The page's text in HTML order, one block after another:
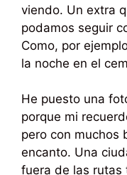
viendo. Un extra
podamos seguir
Como, por
la noche en el
He puesto una
porque mi
pero con muchos
encanto. Una
fuera de las rutas